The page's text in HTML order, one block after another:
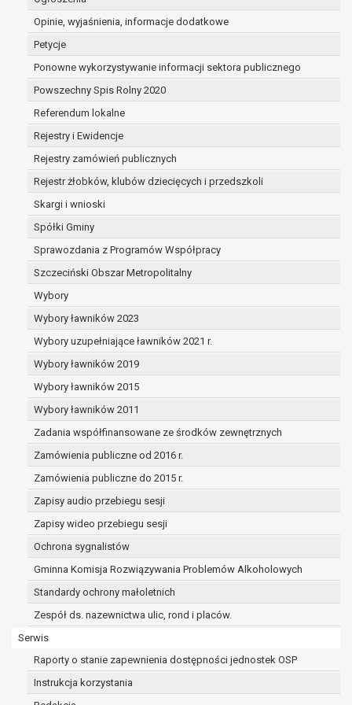
Opinie, wyjaśnienia, informacje dodatkowe
Petycje
Ponowne wykorzystywanie informacji sektora publicznego
Powszechny Spis Rolny 2020
Referendum lokalne
Rejestry i Ewidencje
Rejestry zamówień publicznych
Rejestr żłobków, klubów dziecięcych i przedszkoli
Skargi i wnioski
Spółki Gminy
Sprawozdania z Programów Współpracy
Szczeciński Obszar Metropolitalny
Wybory
Wybory ławników 2023
Wybory uzupełniające ławników 2021 r.
Wybory ławników 2019
Wybory ławników 2015
Wybory ławników 2011
Zadania współfinansowane ze środków zewnętrznych
Zamówienia publiczne od 2016 r.
Zamówienia publiczne do 2015 r.
Zapisy audio przebiegu sesji
Zapisy wideo przebiegu sesji
Ochrona sygnalistów
Gminna Komisja Rozwiązywania Problemów Alkoholowych
Standardy ochrony małoletnich
Zespół ds. nazewnictwa ulic, rond i placów.
Serwis
Raporty o stanie zapewnienia dostępności jednostek OSP
Instrukcja korzystania
dane są nieprawidłowe lub
niekompletne;
osobowych (tzw. prawo do bycia
zapomnianym) na podstawie art. 17 RODO,
w przypadku gdy:
dane nie są już niezbędne do celów,
sposób przetwarzane,
osoba, której dane dotyczą, wniosła
sprzeciw wobec przetwarzania
osoba, której dane dotyczą wycofała
osobowych, która jest podstawą
przetwarzania danych i nie ma innej
podstawy prawnej przetwarzania
dane osobowe przetwarzane są
niezgodnie z prawem,
dane osobowe muszą być usunięte w
celu wywiązania się z obowiązku
wynikającego z przepisów prawa;
prawo do żądania ograniczenia
przetwarzania danych osobowych na
podstawie art. 18 RODO, w przypadku gdy:
osoba, której dane dotyczą
kwestionuje prawidłowość danych
osobowych – na okres pozwalający
administratorowi sprawdzić
prawidłowość tych danych,
przetwarzanie danych jest niezgodne
z prawem, a osoba, której dane
dotyczą, sprzeciwia się usunięciu
danych, żądając w zamian ich
ograniczenia,
której dane dotyczą, potrzebuje ich do
ustalenia, obrony lub dochodzenia